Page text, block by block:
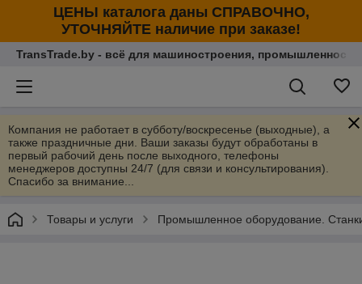
ЦЕНЫ каталога даны СПРАВОЧНО,
УТОЧНЯЙТЕ наличие при заказе!
TransTrade.by - всё для машиностроения,
Компания не работает в субботу/воскресенье (выходные), а
также праздничные дни. Ваши заказы будут обработаны в
первый рабочий день после выходного, телефоны
менеджеров доступны 24/7 (для связи и консультирования).
Спасибо за внимание...
Товары и услуги Промышленное оборудование.